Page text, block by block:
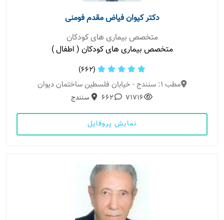
دکتر کیوان فیاض مقدم فومنی
متخصص بیماری های کودکان
متخصص بیماری های کودکان ( اطفال )
(662)
مطب 1: سنندج - خیابان فلسطین ساختمان دیوان
71716
662 سنندج
نمایش پروفایل